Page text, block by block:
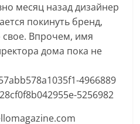
месяц назад дизайнер
покинуть бренд,
свое. Впрочем, имя
дома пока не